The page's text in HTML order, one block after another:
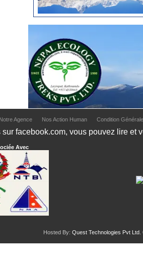
Notre Agence Nos Action Human Condition
sur facebook.com, vous pouvez lire
Avec
Hosted By: Quest Technologies Pvt Ltd.